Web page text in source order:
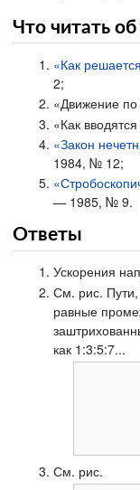
Что читать
«Как
2;
«Движение
«Как
«Закон
1984, № 12;
— 1985, № 9.
Ответы
Ускорения
См. рис.
равные
как 1:3:5:7...
См. рис.